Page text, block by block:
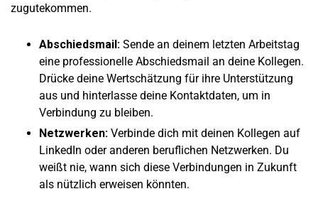
zugutekommen.
Abschiedsmail: Sende an deinem letzten Arbeitstag
eine professionelle Abschiedsmail an deine Kollegen.
Drücke deine Wertschätzung für ihre Unterstützung
aus und hinterlasse deine Kontaktdaten, um in
Verbindung zu bleiben.
Netzwerken: Verbinde dich mit deinen Kollegen auf
LinkedIn oder anderen beruflichen Netzwerken. Du
weißt nie, wann sich diese Verbindungen in Zukunft
als nützlich erweisen könnten.